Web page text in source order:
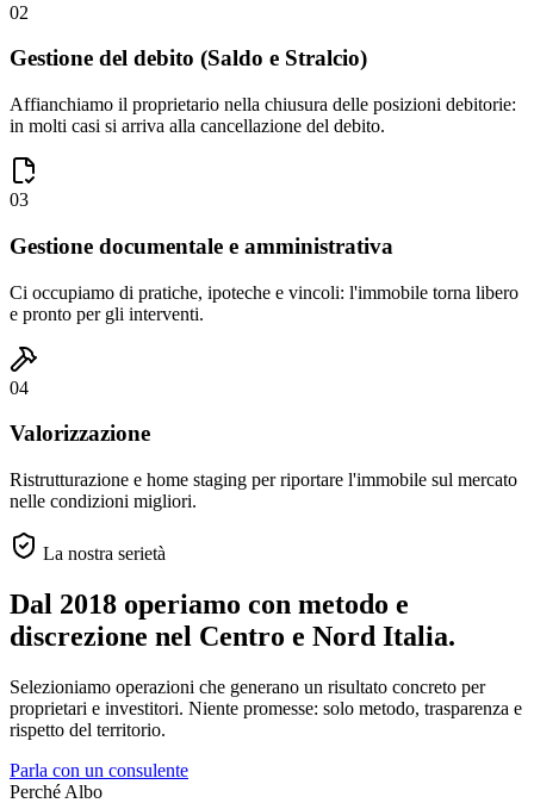
02
Gestione del debito (Saldo e Stralcio)
Affianchiamo il proprietario nella chiusura delle posizioni debitorie:
in molti casi si arriva alla cancellazione del debito.
03
Gestione documentale e amministrativa
Ci occupiamo di pratiche, ipoteche e vincoli: l'immobile torna libero
e pronto per gli interventi.
04
Valorizzazione
Ristrutturazione e home staging per riportare l'immobile sul mercato
nelle condizioni migliori.
La nostra serietà
Dal 2018 operiamo con metodo e
discrezione nel Centro e Nord Italia.
Selezioniamo operazioni che generano un risultato concreto per
proprietari e investitori. Niente promesse: solo metodo, trasparenza e
rispetto del territorio.
Parla con un consulente
Perché Albo